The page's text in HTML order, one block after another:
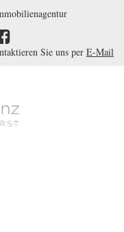
Sie uns per E-Mail